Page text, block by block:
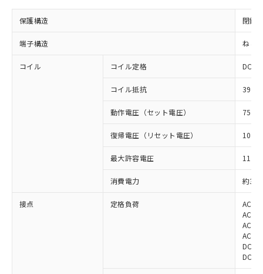
保護構造 閉鎖
端子構造 ねじ
コイル コイル定格
コイル抵抗 39Ω
動作電圧（セット電圧） 75%
復帰電圧（リセット電圧） 10%
最大許容電圧 110%
消費電力 約
接点 定格負荷